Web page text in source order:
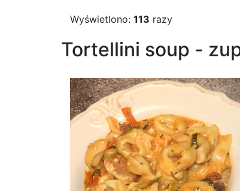
Wyświetlono: 113 razy
Tortellini soup -